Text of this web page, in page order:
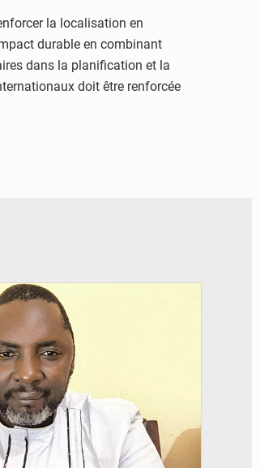
la localisation en
durable en combinant
dans la planification et la
doit être renforcée